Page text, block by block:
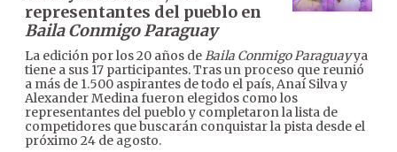
representantes del pueblo en
Baila Conmigo Paraguay
La edición por los 20 años deBaila Conmigo Paraguayya
tiene a sus 17 participantes. Tras un proceso que reunió
a más de 1.500 aspirantes de todo el país, Anaí Silva y
Alexander Medina fueron elegidos como los
representantes del pueblo y completaron la lista de
competidores que buscarán conquistar la pista desde el
próximo 24 de agosto.